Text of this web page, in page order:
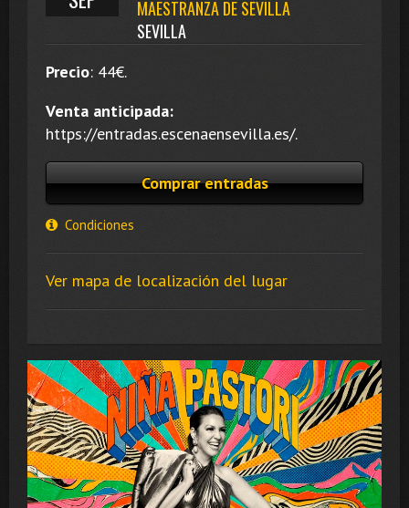
MAESTRANZA DE SEVILLA
SEVILLA
Precio: 44€.
Venta anticipada:
https://entradas.escenaensevilla.es/.
Comprar entradas
Condiciones
Ver mapa de localización del lugar